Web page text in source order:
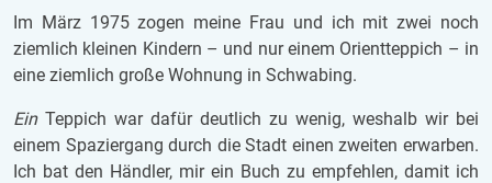
Im März 1975 zogen meine Frau und ich mit zwei noch
ziem­lich klei­nen Kin­dern – und nur einem Ori­ent­tep­pich – in
eine ziem­lich große Woh­nung in Schwa­bing.
EinTep­pich war dafür deut­lich zu wenig, wes­halb wir bei
einem Spa­zier­gang durch die Stadt einen zwei­ten er­war­ben.
Ich bat den Händ­ler, mir ein Buch zu emp­feh­len, damit ich